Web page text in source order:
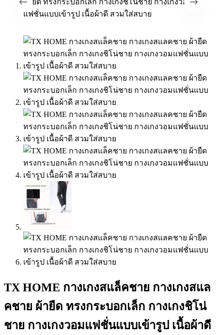
TX HOME กางเกงสแล็คชาย กางเกงสแล
คชาย ผ้ายืด ทรงกระบอกเล็ก กางเกงชิโน่
ชาย กางเกงวอมแฟชั่นแบบเข้ารูป เนื้อผ้าดี